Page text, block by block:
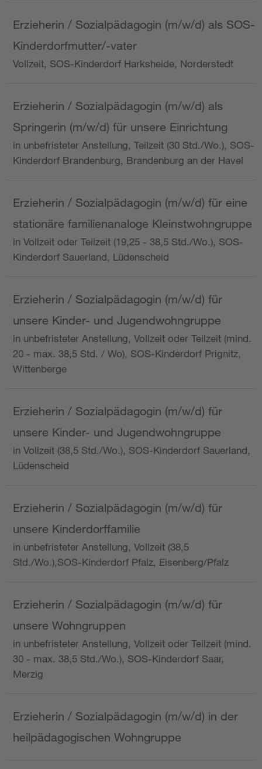
Erzieherin / Sozialpädagogin (m/w/d) als SOS-
Kinderdorfmutter/-vater
Vollzeit, SOS-Kinderdorf Harksheide, Norderstedt
Erzieherin / Sozialpädagogin (m/w/d) als
Springerin (m/w/d) für unsere Einrichtung
in unbefristeter Anstellung, Teilzeit (30 Std./Wo.), SOS-
Kinderdorf Brandenburg, Brandenburg an der Havel
Erzieherin / Sozialpädagogin (m/w/d) für eine
stationäre familienanaloge Kleinstwohngruppe
in Vollzeit oder Teilzeit (19,25 - 38,5 Std./Wo.), SOS-
Kinderdorf Sauerland, Lüdenscheid
Erzieherin / Sozialpädagogin (m/w/d) für
unsere Kinder- und Jugendwohngruppe
in unbefristeter Anstellung, Vollzeit oder Teilzeit (mind.
20 - max. 38,5 Std. / Wo), SOS-Kinderdorf Prignitz,
Wittenberge
Erzieherin / Sozialpädagogin (m/w/d) für
unsere Kinder- und Jugendwohngruppe
in Vollzeit (38,5 Std./Wo.), SOS-Kinderdorf Sauerland,
Lüdenscheid
Erzieherin / Sozialpädagogin (m/w/d) für
unsere Kinderdorffamilie
in unbefristeter Anstellung, Vollzeit (38,5
Std./Wo.),SOS-Kinderdorf Pfalz, Eisenberg/Pfalz
Erzieherin / Sozialpädagogin (m/w/d) für
unsere Wohngruppen
in unbefristeter Anstellung, Vollzeit oder Teilzeit (mind.
30 - max. 38,5 Std./Wo.), SOS-Kinderdorf Saar,
Merzig
Erzieherin / Sozialpädagogin (m/w/d) in der
heilpädagogischen Wohngruppe